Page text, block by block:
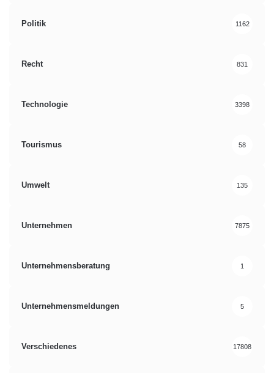
Politik 1162
Recht 831
Technologie 3398
Tourismus 58
Umwelt 135
Unternehmen 7875
Unternehmensberatung 1
Unternehmensmeldungen 5
Verschiedenes 17808